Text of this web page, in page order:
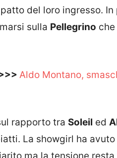
del loro ingresso.
sulla Pellegrino
Aldo Montano,
rapporto tra Soleil ed
La showgirl ha